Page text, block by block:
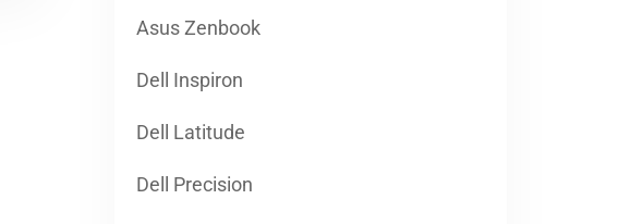
Asus Zenbook
Dell Inspiron
Dell Latitude
Dell Precision